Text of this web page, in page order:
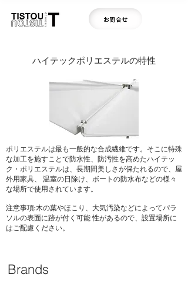
お問合せ
ハイテックポリエステルの特性
ポリエステルは最も一般的な合成繊維です。そこに特殊
な加工を施すことで防水性、防汚性を高めたハイテッ
ク・ポリエステルは、長期間美しさが保たれるので、屋
外用家具、 温室の日除け、ボートの防水布などの様々
な場所で使用されています。
注意事項:木の葉やほこり、大気汚染などによってパラ
ソルの表面に跡が付く可能 性があるので、設置場所に
はご配慮ください。
Brands